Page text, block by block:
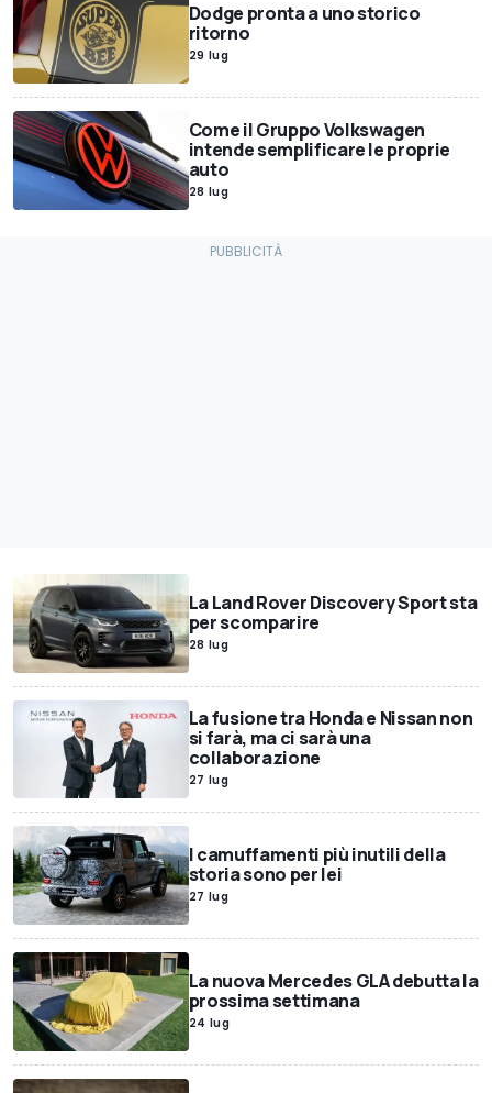
Dodge pronta a uno storico
ritorno
29 lug
Come il Gruppo Volkswagen
intende semplificare le proprie
auto
28 lug
La Land Rover Discovery Sport sta
per scomparire
28 lug
La fusione tra Honda e Nissan non
si farà, ma ci sarà una
collaborazione
27 lug
I camuffamenti più inutili della
storia sono per lei
27 lug
La nuova Mercedes GLA debutta la
prossima settimana
24 lug